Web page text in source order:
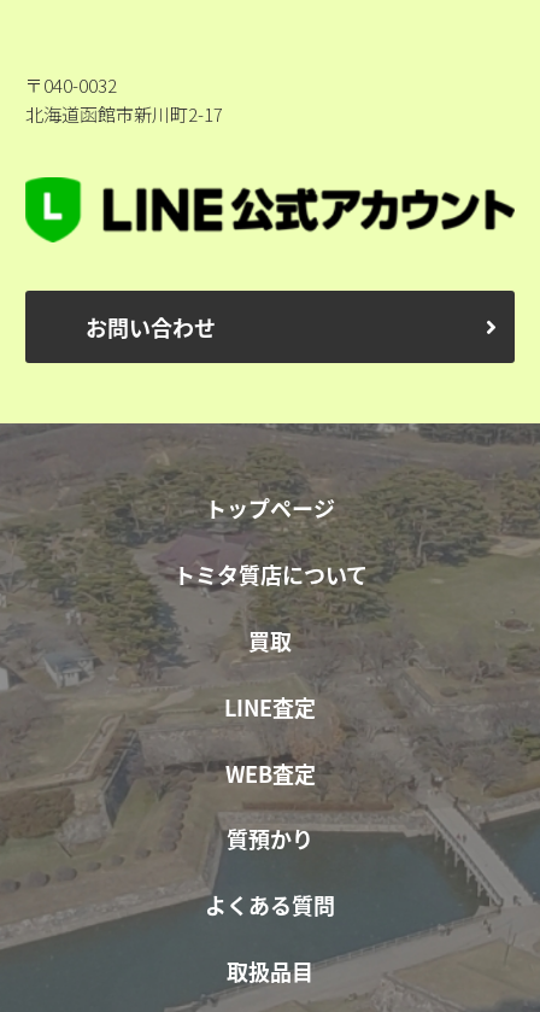
〒040-0032
北海道函館市新川町2-17
お問い合わせ
トップページ
トミタ質店について
買取
LINE査定
WEB査定
質預かり
よくある質問
取扱品目